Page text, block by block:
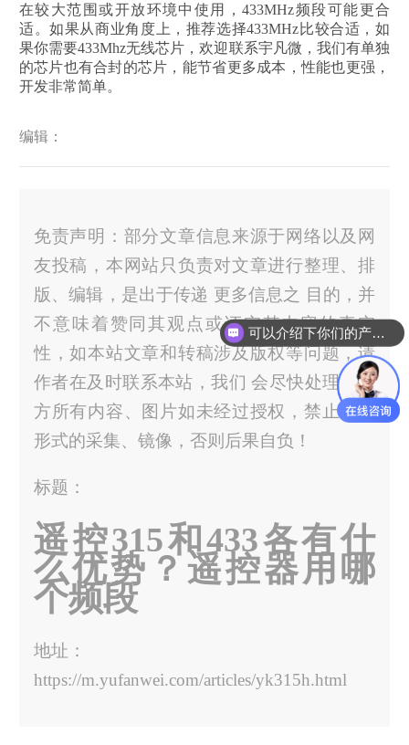
在较大范围或开放环境中使用，433MHz频段可能更合
适。如果从商业角度上，推荐选择433MHz比较合适，如
果你需要433Mhz无线芯片，欢迎联系宇凡微，我们有单独
的芯片也有合封的芯片，能节省更多成本，性能也更强，
开发非常简单。
编辑：
免责声明：部分文章信息来源于网络以及网
友投稿，本网站只负责对文章进行整理、排
版、编辑，是出于传递 更多信息之 目的，并
不意味着赞同其观点或证实其内容的真实
性，如本站文章和转稿涉及版权等问题，请
作者在及时联系本站，我们 会尽快处理。官
方所有内容、图片如未经过授权，禁止任何
形式的采集、镜像，否则后果自负！
标题：
遥控315和433各有什
么优势？遥控器用哪
个频段
地址：
https://m.yufanwei.com/articles/yk315h.html
可以介绍下你们的产品么？